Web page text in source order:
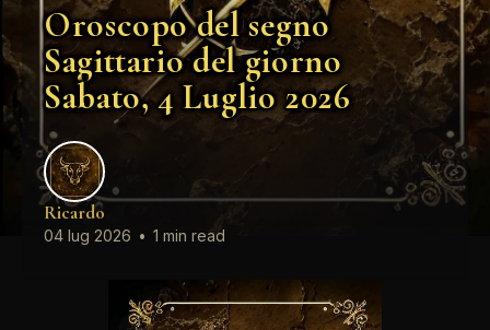
Oroscopo del segno
Sagittario del giorno
Sabato, 4 Luglio 2026
Ricardo
04 lug 2026 • 1 min read